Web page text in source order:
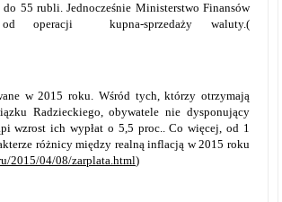
55 rubli. Jednocześnie Ministerstwo Finansów
operacji kupna-sprzedaży waluty.(
w 2015 roku. Wśród tych, którzy otrzymają
Radzieckiego, obywatele nie dysponujący
wzrost ich wypłat o 5,5 proc.. Co więcej, od 1
różnicy między realną inflacją w 2015 roku
2015/04/08/zarplata.html)